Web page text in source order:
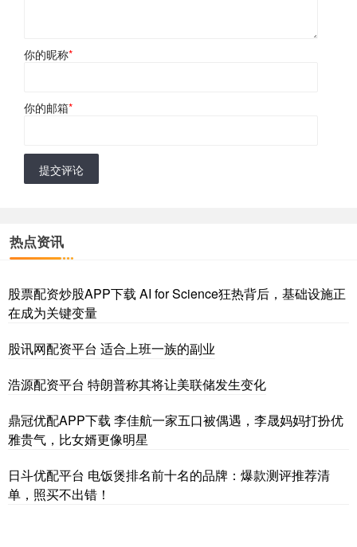
你的昵称*
你的邮箱*
提交评论
热点资讯
股票配资炒股APP下载 AI for Science狂热背后，基础设施正
在成为关键变量
股讯网配资平台 适合上班一族的副业
浩源配资平台 特朗普称其将让美联储发生变化
鼎冠优配APP下载 李佳航一家五口被偶遇，李晟妈妈打扮优
雅贵气，比女婿更像明星
日斗优配平台 电饭煲排名前十名的品牌：爆款测评推荐清
单，照买不出错！